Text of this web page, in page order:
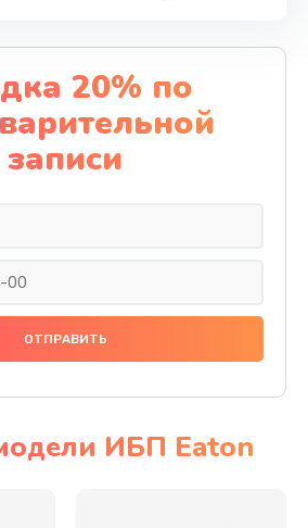
20% по
записи
ИБП Eaton